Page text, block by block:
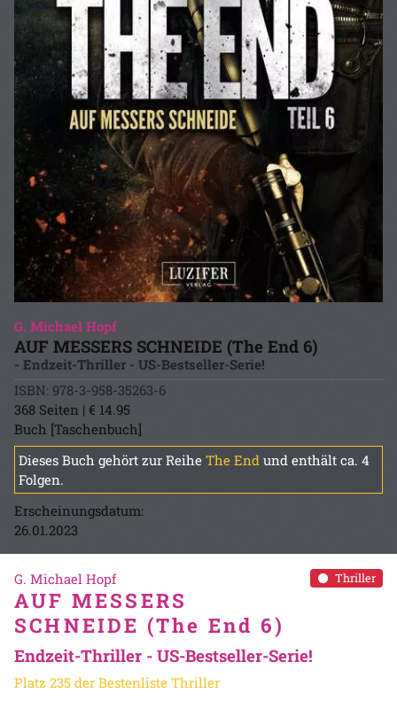
G. Michael Hopf
AUF MESSERS SCHNEIDE (The End 6)
- Endzeit-Thriller - US-Bestseller-Serie!
ISBN: 978-3-958-35263-6
368 Seiten | € 14.95
Buch [Taschenbuch]
Dieses Buch gehört zur Reihe The End und enthält ca. 4
Folgen.
Erscheinungsdatum:
26.01.2023
Thriller
G. Michael Hopf
AUF MESSERS
SCHNEIDE (The End 6)
Endzeit-Thriller - US-Bestseller-Serie!
Platz 235 der Bestenliste Thriller